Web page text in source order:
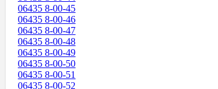
06435 8-00-45
06435 8-00-46
06435 8-00-47
06435 8-00-48
06435 8-00-49
06435 8-00-50
06435 8-00-51
06435 8-00-52